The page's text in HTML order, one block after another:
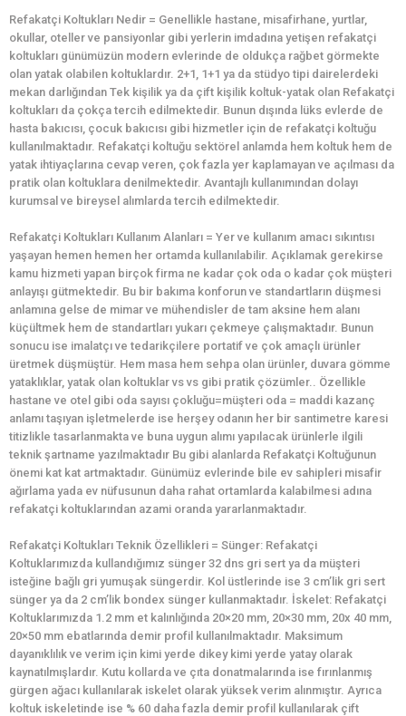
Refakatçi Koltukları Nedir = Genellikle hastane, misafirhane, yurtlar,
okullar, oteller ve pansiyonlar gibi yerlerin imdadına yetişen refakatçi
koltukları günümüzün modern evlerinde de oldukça rağbet görmekte
olan yatak olabilen koltuklardır. 2+1, 1+1 ya da stüdyo tipi dairelerdeki
mekan darlığından Tek kişilik ya da çift kişilik koltuk-yatak olan Refakatçi
koltukları da çokça tercih edilmektedir. Bunun dışında lüks evlerde de
hasta bakıcısı, çocuk bakıcısı gibi hizmetler için de refakatçi koltuğu
kullanılmaktadır. Refakatçi koltuğu sektörel anlamda hem koltuk hem de
yatak ihtiyaçlarına cevap veren, çok fazla yer kaplamayan ve açılması da
pratik olan koltuklara denilmektedir. Avantajlı kullanımından dolayı
kurumsal ve bireysel alımlarda tercih edilmektedir.
Refakatçi Koltukları Kullanım Alanları = Yer ve kullanım amacı sıkıntısı
yaşayan hemen hemen her ortamda kullanılabilir. Açıklamak gerekirse
kamu hizmeti yapan birçok firma ne kadar çok oda o kadar çok müşteri
anlayışı gütmektedir. Bu bir bakıma konforun ve standartların düşmesi
anlamına gelse de mimar ve mühendisler de tam aksine hem alanı
küçültmek hem de standartları yukarı çekmeye çalışmaktadır. Bunun
sonucu ise imalatçı ve tedarikçilere portatif ve çok amaçlı ürünler
üretmek düşmüştür. Hem masa hem sehpa olan ürünler, duvara gömme
yataklıklar, yatak olan koltuklar vs vs gibi pratik çözümler.. Özellikle
hastane ve otel gibi oda sayısı çokluğu=müşteri oda = maddi kazanç
anlamı taşıyan işletmelerde ise herşey odanın her bir santimetre karesi
titizlikle tasarlanmakta ve buna uygun alımı yapılacak ürünlerle ilgili
teknik şartname yazılmaktadır Bu gibi alanlarda Refakatçi Koltuğunun
önemi kat kat artmaktadır. Günümüz evlerinde bile ev sahipleri misafir
ağırlama yada ev nüfusunun daha rahat ortamlarda kalabilmesi adına
refakatçi koltuklarından azami oranda yararlanmaktadır.
Refakatçi Koltukları Teknik Özellikleri = Sünger: Refakatçi
Koltuklarımızda kullandığımız sünger 32 dns gri sert ya da müşteri
isteğine bağlı gri yumuşak süngerdir. Kol üstlerinde ise 3 cm’lik gri sert
sünger ya da 2 cm’lik bondex sünger kullanmaktadır. İskelet: Refakatçi
Koltuklarımızda 1.2 mm et kalınlığında 20×20 mm, 20×30 mm, 20x 40 mm,
20×50 mm ebatlarında demir profil kullanılmaktadır. Maksimum
dayanıklılık ve verim için kimi yerde dikey kimi yerde yatay olarak
kaynatılmışlardır. Kutu kollarda ve çıta donatmalarında ise fırınlanmış
gürgen ağacı kullanılarak iskelet olarak yüksek verim alınmıştır. Ayrıca
koltuk iskeletinde ise % 60 daha fazla demir profil kullanılarak çift